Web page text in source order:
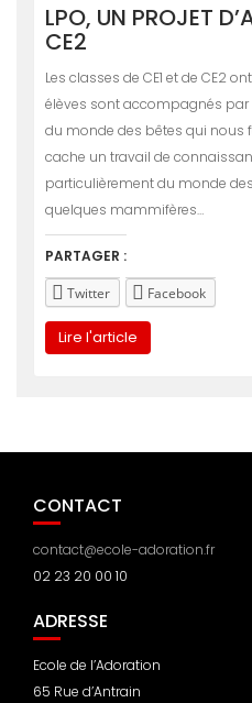
LPO, UN PROJET
CE2
Les classes de CE1 et de CE2
élèves sont accompagnés par
du monde des bêtes qui nous
cache un travail de
particulièrement du monde
quelques mammifères…
PARTAGER :
Twitter
Facebook
Lire l'article
CONTACT
contact@ecole-adoration.fr
02 23 20 00 10
ADRESSE
Ecole de l’Adoration
65 Rue d’Antrain